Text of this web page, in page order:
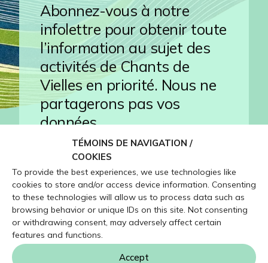
TÉMOINS DE NAVIGATION /
COOKIES
To provide the best experiences, we use technologies like
cookies to store and/or access device information. Consenting
to these technologies will allow us to process data such as
browsing behavior or unique IDs on this site. Not consenting
or withdrawing consent, may adversely affect certain
features and functions.
Accept
Abonnez-vous à notre
infolettre pour obtenir toute
l’information au sujet des
activités de Chants de
Vielles en priorité. Nous ne
partagerons pas vos
données.
Infolettre